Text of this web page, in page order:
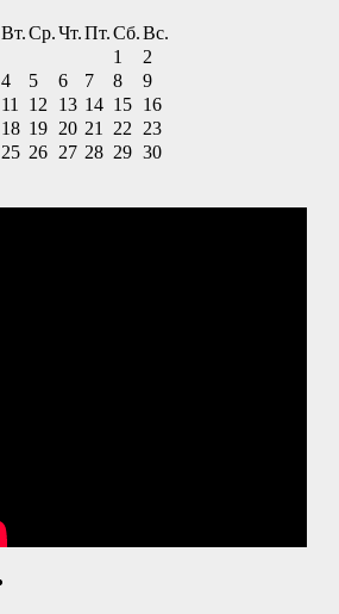
Вт.Ср.Чт.Пт.Сб.Вс.
1
2
4 5 6 7 8
9
11 12 13 14 15 16
18 19 20 21 22
23
25 26 27 28 29 30